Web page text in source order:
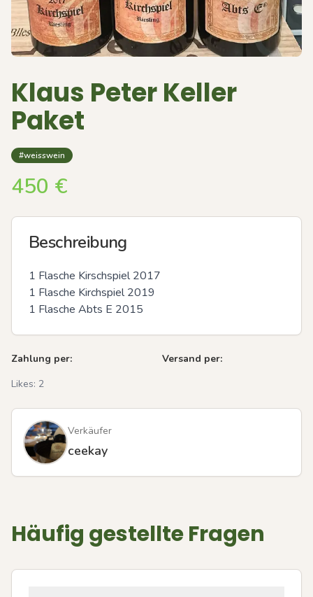
Klaus Peter Keller
Paket
#weisswein
450 €
Beschreibung
1 Flasche Kirschspiel 2017
1 Flasche Kirchspiel 2019
1 Flasche Abts E 2015
Zahlung per:
Versand per:
Likes: 2
Verkäufer
ceekay
Häufig gestellte Fragen